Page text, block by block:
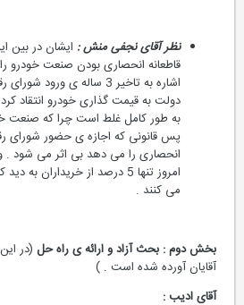
نظر آقای نجفی منش :ایشان در بین این
قاطعانه انحصاری بودن صنعت خودرو را
اشاره به تاخیر 3 ساله ی ورود
دولت به قیمت گذاری خودرو انتقاد
به طور کامل غلط است چرا که صنعت
پس قانونی که اجازه ی حضور شورای
انحصاری را می دهد بی اثر می شود . وی
امروز تنها 5 درصد از خریداران به
می کنند .
بخش دوم : بحث آزاد و ارائه ی راه حل(در این
آقایان آورده شده است . )
آقای ادیب :